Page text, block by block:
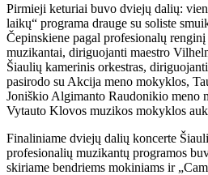
Pirmieji keturiai buvo dviejų dalių:
laikų“ programa drauge su soliste
Čepinskiene pagal profesionalų renginį
muzikantai, diriguojanti maestro
Šiaulių kamerinis orkestras,
pasirodo su Akcija meno mokyklos,
Joniškio Algimanto Raudonikio meno
Vytauto Klovos muzikos mokyklos
Finaliniame dviejų dalių koncerte
profesionalių muzikantų programos
skiriame bendriems mokiniams ir